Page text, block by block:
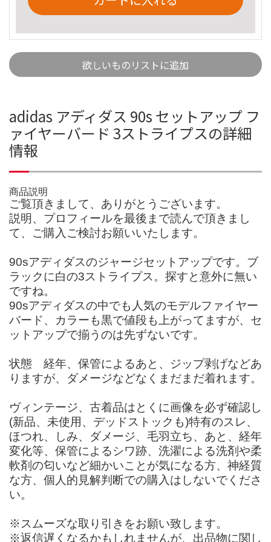
欲しいものリストに追加
adidas アディダス 90s セットアップ フ
ァイヤーバード 3ストライプスの詳細
情報
商品説明
ご覧頂きまして、ありがとうございます。
説明、プロフィールを最後まで読んで頂きまし
て、ご購入ご検討お願いいたします。
90sアディダスのジャージセットアップです。ブ
ラックに白の3ストライプス。探すと意外に無い
ですね。
90sアディダスの中でも人気のモデルファイヤー
バード、カラーも黒で値段も上がってますが、セ
ットアップで揃うのは先ずないです。
状態 経年、保管によるあと、ジップ剥げなどあ
りますが、ダメージなどなくまだまだ着れます。
ヴィンテージ、古着品はとくに画像を必ず確認し
(新品、未使用、デッドストックも)特有のスレ、
ほつれ、しみ、ダメージ、毛羽立ち、あと、経年
変化等、保管によるシワ跡、洗濯による洗剤や柔
軟剤の匂いなど細かいことが気になる方、神経質
な方、個人的見解判断での購入はしないでくださ
い。
※スムーズな取り引きをお願い致します。
※返信遅くなるかもしれませんが、出品物に関し